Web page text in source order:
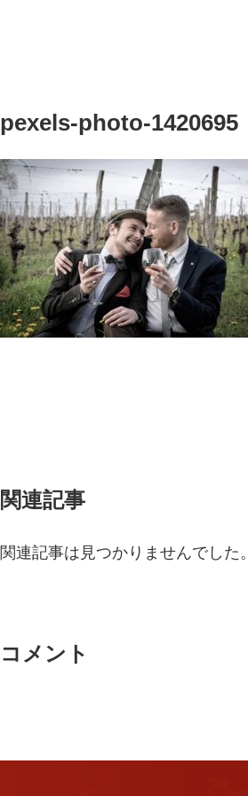
pexels-photo-1420695
関連記事
関連記事は見つかりませんでした。
コメント